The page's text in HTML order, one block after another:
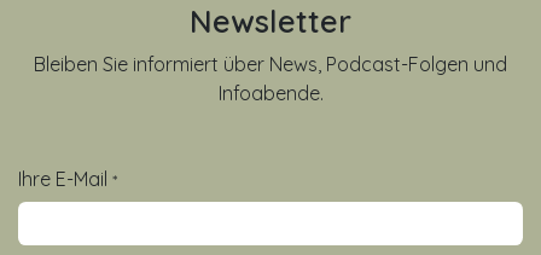
Newsletter
Bleiben Sie informiert über News, Podcast-Folgen und
Infoabende.
Ihre E-Mail *